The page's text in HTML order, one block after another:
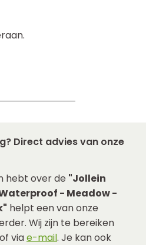
Direct advies van onze
hebt over de "Jollein
- Meadow -
helpt een van onze
Wij zijn te bereiken
of viae-mail. Je kan ook